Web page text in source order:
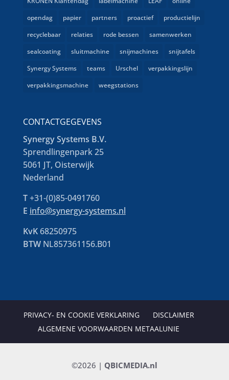
opendag
papier partners proactief
productielijn
recyclebaar
relaties rode bessen
samenwerken
sealcoating
sluitmachine snijmachines
snijtafels
Synergy Systems
teams Urschel
verpakkingslijn
verpakkingsmachine
weegstations
CONTACTGEGEVENS
Synergy Systems B.V.
Sprendlingenpark 25
5061 JT, Oisterwijk
Nederland
T+31-(0)85-0491760
E info@synergy-systems.nl
KvK68250975
BTW NL857361156.B01
PRIVACY- EN COOKIE VERKLARING
DISCLAIMER
ALGEMENE VOORWAARDEN METAALUNIE
©2026 | QBICMEDIA.nl